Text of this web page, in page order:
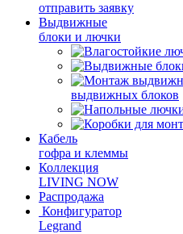
отправить заявку
Выдвижные
блоки и лючки
выдвижных блоков
Кабель
гофра и клеммы
Коллекция
LIVING NOW
Распродажа
Конфигуратор
Legrand